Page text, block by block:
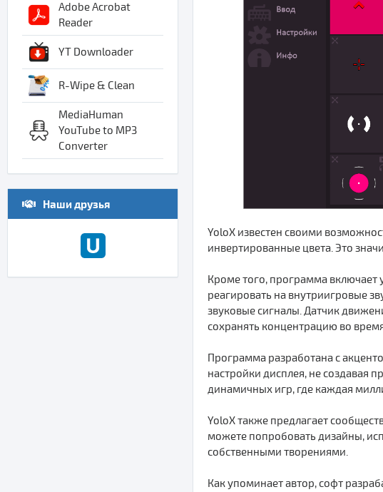
YoloX известен своими
инвертированные цвета. Это
Кроме того, программа включает
реагировать на внутриигровые
звуковые сигналы. Датчик
сохранять концентрацию во
Программа разработана с
настройки дисплея, не создавая
динамичных игр, где каждая
YoloX также предлагает
можете попробовать дизайны,
собственными творениями.
Как упоминает автор, софт
Adobe Acrobat
Reader
YT Downloader
R-Wipe & Clean
MediaHuman
YouTube to MP3
Converter
Наши друзья